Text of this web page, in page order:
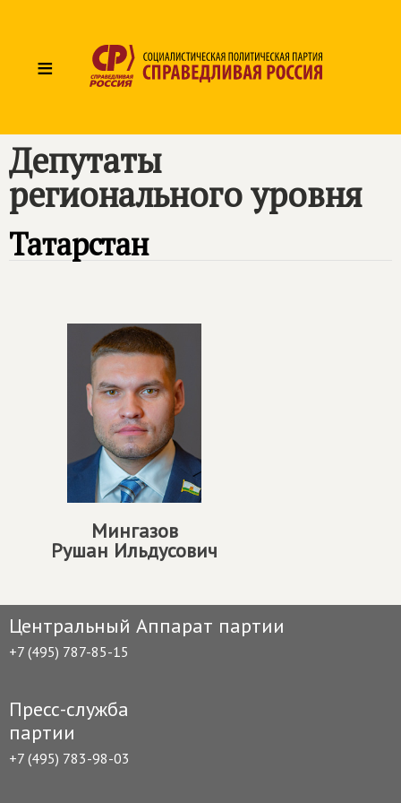
≡
Депутаты
регионального уровня
Татарстан
Мингазов
Рушан Ильдусович
Центральный Аппарат партии
+7 (495) 787-85-15
Пресс-служба
партии
+7 (495) 783-98-03